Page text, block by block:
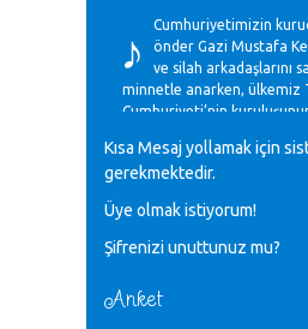
♪
Cumhuriyetimizin
önder Gazi Mustafa
ve silah arkadaşlarını
minnetle anarken, ülkemiz
Cumhuriyeti’nin kuruluşunun
Mavi Nota - 28.10.2023
♪
Müzik Bölümlerinin
Gülşah Sargın Kaptaş -
Kısa Mesaj yollamak için
gerekmektedir.
Üye olmak istiyorum!
Şifrenizi unuttunuz mu?
Anket